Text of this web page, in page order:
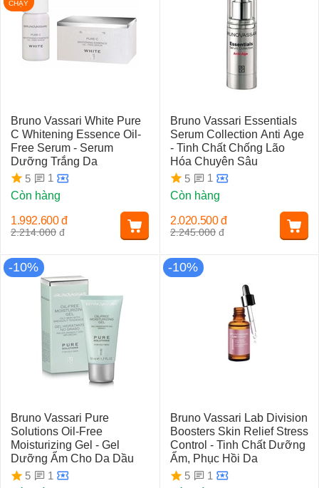
CHẠY
Bruno Vassari White Pure
C Whitening Essence Oil-
Free Serum - Serum
Dưỡng Trắng Da
5
1
Còn hàng
2.214.000 đ
1.992.600 đ
Bruno Vassari Essentials
Serum Collection Anti Age
- Tinh Chất Chống Lão
Hóa Chuyên Sâu
5
1
Còn hàng
2.245.000 đ
2.020.500 đ
-10%
Bruno Vassari Pure
Solutions Oil-Free
Moisturizing Gel - Gel
Dưỡng Ẩm Cho Da Dầu
5
1
-10%
Bruno Vassari Lab Division
Boosters Skin Relief Stress
Control - Tinh Chất Dưỡng
Ẩm, Phục Hồi Da
5
1